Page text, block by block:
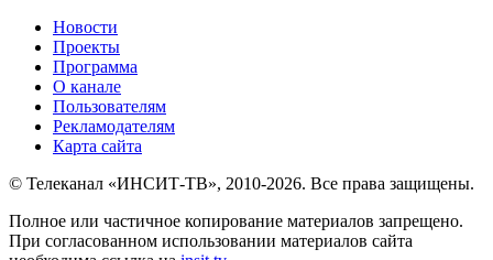
Новости
Проекты
Программа
О канале
Пользователям
Рекламодателям
Карта сайта
© Телеканал «ИНСИТ-ТВ», 2010-2026. Все права защищены.
Полное или частичное копирование материалов запрещено.
При согласованном использовании материалов сайта